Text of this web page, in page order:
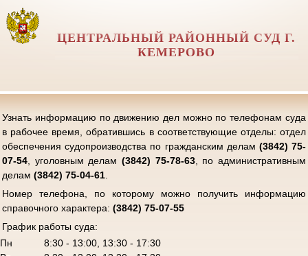
ЦЕНТРАЛЬНЫЙ РАЙОННЫЙ СУД Г.
КЕМЕРОВО
Узнать информацию по движению дел можно по телефонам суда
в рабочее время, обратившись в соответствующие отделы: отдел
обеспечения судопроизводства по гражданским делам (3842) 75-
07-54 , уголовным делам (3842) 75-78-63, по административным
делам(3842) 75-04-61
Номер телефона, по которому можно получить информацию
справочного характера:(3842) 75-07-55
График работы суда:
Пн
8:30 - 13:00, 13:30 - 17:30